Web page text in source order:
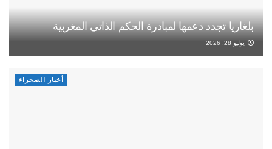
بلغاريا تجدد دعمها لمبادرة الحكم الذاتي المغربية
يوليو 28, 2026
أخبار الصحراء